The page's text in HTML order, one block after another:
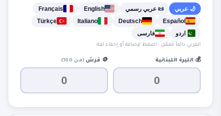
🌙 عربي 📜 عربي رسمي English
Français
Español
Deutsch
Italiano
Türkçe
اردو
فارسی
العربي دائماً مُفعّل · اضغط لإضافة أو إخفاء لغة
💰 الليرة اللبنانية 🪙 قرش (من 100)